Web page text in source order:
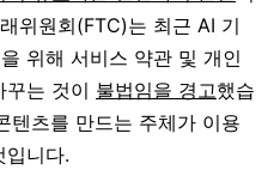
위원회(FTC)는 최근 AI 기
위해 서비스 약관 및 개인
는 것이 불법임을 경고했습
텐츠를 만드는 주체가 이용
입니다.